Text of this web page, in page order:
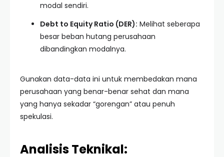
modal sendiri.
Debt to Equity Ratio (DER): Melihat seberapa
besar beban hutang perusahaan
dibandingkan modalnya.
Gunakan data-data ini untuk membedakan mana
perusahaan yang benar-benar sehat dan mana
yang hanya sekadar “gorengan” atau penuh
spekulasi.
Analisis Teknikal: